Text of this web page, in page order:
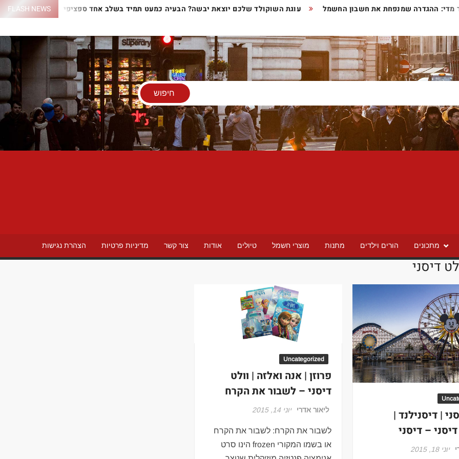
FLASH NEWS
התנור עוגת השוקולד שלכם יוצאת יבשה? הבעיה כמעט תמיד בשלב אחד ספציפי מדי: ההגדרה שמנפחת את חשבון החשמל
מתכונים הורים וילדים מתנות מוצרי חשמל טיולים אודות צור קשר מדיניות פרטיות הצהרת נגישות
דיסני
| דיסנילנד |
– דיסני
יוני 18, 2015
Uncategorized
פרוזן | אנה ואלזה | וולט
דיסני – לשבור את הקרח
ליאור אדרי יוני 14, 2015
לשבור את הקרח: לשבור את הקרח
או בשמו המקורי frozen הינו סרט